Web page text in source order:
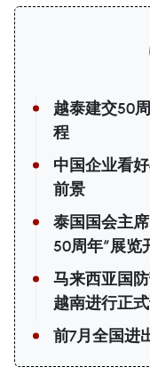
越泰建交50
程
中国企业看
前景
泰国国会主
50周年”展览
马来西亚国
越南进行正
前7月全国进